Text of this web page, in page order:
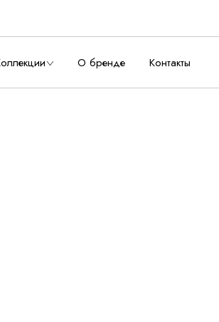
О бренде Контакты